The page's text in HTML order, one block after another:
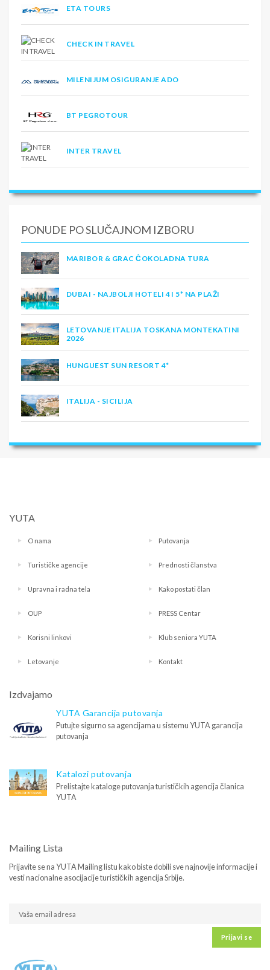
ETA TOURS
CHECK IN TRAVEL
MILENIJUM OSIGURANJE ADO
BT PEGROTOUR
INTER TRAVEL
PONUDE PO SLUČAJNOM IZBORU
MARIBOR & GRAC ČOKOLADNA TURA
DUBAI - NAJBOLJI HOTELI 4 I 5* NA PLAŽI
LETOVANJE ITALIJA TOSKANA MONTEKATINI
2026
HUNGUEST SUN RESORT 4*
ITALIJA - SICILIJA
YUTA
O nama Putovanja
Turističke agencije Prednosti članstva
Upravna i radna tela Kako postati član
OUP PRESS Centar
Korisni linkovi Klub seniora YUTA
Letovanje Kontakt
Izdvajamo
YUTA Garancija putovanja
Putujte sigurno sa agencijama u sistemu YUTA garancija
putovanja
Katalozi putovanja
Prelistajte kataloge putovanja turističkih agencija članica
YUTA
Mailing Lista
Prijavite se na YUTA Mailing listu kako biste dobili sve najnovije informacije i
vesti nacionalne asocijacije turističkih agencija Srbije.
Prijavi se